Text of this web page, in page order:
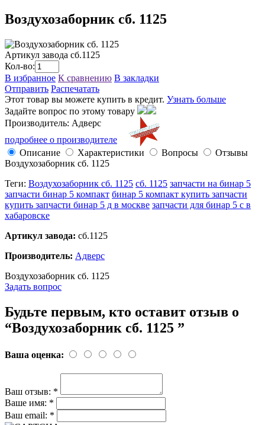
Воздухозаборник сб. 1125
Артикул завода сб.1125
Кол-во:
В избранное К сравнению В закладки
Отправить Распечатать
Этот товар вы можете купить в кредит. Узнать больше
Задайте вопрос по этому товару
Производитель: Адверс
подробнее о производителе
Описание
Характеристики Вопросы
Отзывы
Воздухозаборник сб. 1125
Теги: Воздухозаборник сб. 1125 сб. 1125 запчасти на бинар 5
запчасти бинар 5 компакт бинар 5 компакт купить запчасти
купить запчасти бинар 5 д в москве запчасти для бинар 5 с в
хабаровске
Артикул завода: сб.1125
Производитель: Адверс
Воздухозаборник сб. 1125
Задать вопрос
Будьте первым, кто оставит отзыв о
“Воздухозаборник сб. 1125 ”
Ваша оценка:
Ваш отзыв: *
Ваше имя: *
Ваш email: *